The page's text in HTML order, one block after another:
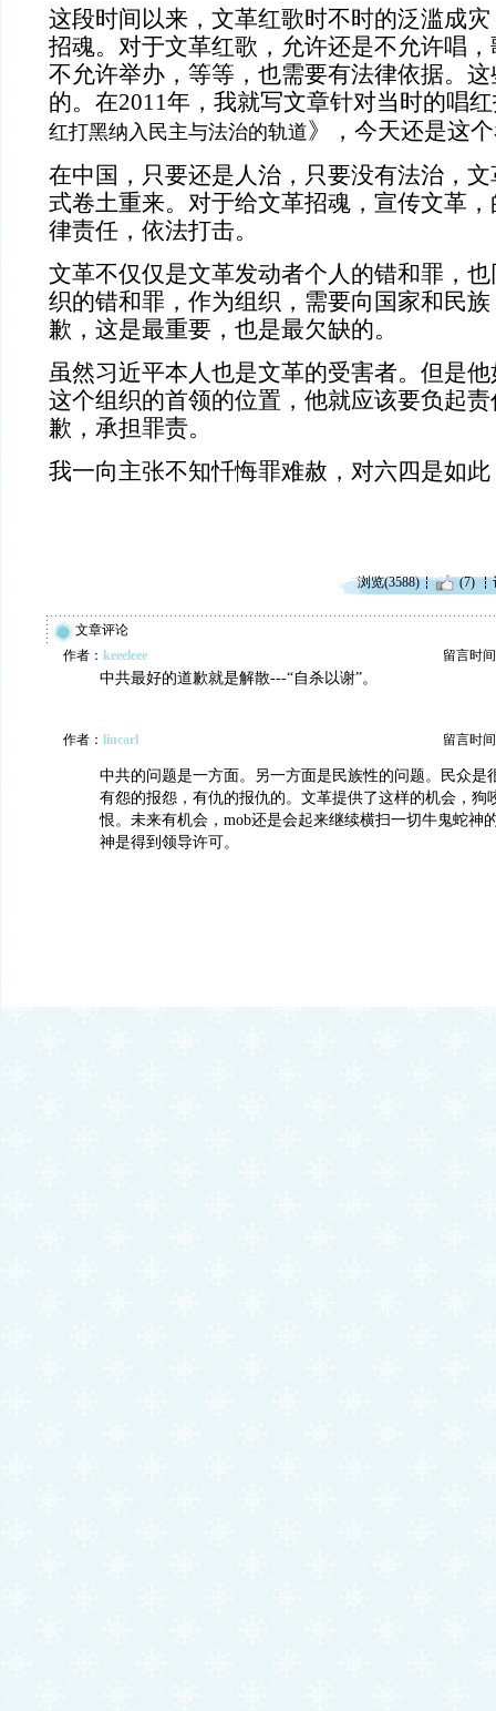
这段时间以来，文革红歌时不时的泛滥成
招魂。对于文革红歌，允许还是不允许唱
不允许举办，等等，也需要有法律依据。
的。在2011年，我就写文章针对当时的唱
红打黑纳入民主与法治的轨道》，今天还是这
在中国，只要还是人治，只要没有法治，
式卷土重来。对于给文革招魂，宣传文革
律责任，依法打击。
文革不仅仅是文革发动者个人的错和罪，
织的错和罪，作为组织，需要向国家和民
歉，这是最重要，也是最欠缺的。
虽然习近平本人也是文革的受害者。但是
这个组织的首领的位置，他就应该要负起
歉，承担罪责。
我一向主张不知忏悔罪难赦，对六四是如
浏览(3588) (7)
文章评论
作者： keeeleee 留言时
中共最好的道歉就是解散---“自杀以谢”。
作者： liucarl 留言时
中共的问题是一方面。另一方面是民族性的问题。民众是
有怨的报怨，有仇的报仇的。文革提供了这样的机会，狗
恨。未来有机会，mob还是会起来继续横扫一切牛鬼蛇神
神是得到领导许可。